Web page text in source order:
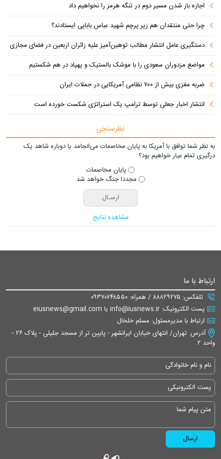
اجازه باز شدن مسیر دوم در تنگه هرمز را نخواهیم داد
چرا حتی منتقدان هم زیر پرچم شهید عباس بابایی ایستادند؟
دستگیری عامل انتشار مطالب توهین‌آمیز علیه زائران اربعین در فضای مجازی
مواضع مزدوران سعودی را با موشک بالستیک و پهپاد در هم شکستیم
ضربه مغزی بیش از ۷۰۰ نظامی آمریکایی در حملات ایران
انتشار اخبار جعلی توسط ترامپ یک استراتژی شکست خورده است
نظرسنجی
به نظر شما توافق با آمریکا به پایان مخاصمات می‌انجامد یا دوباره شاهد یک
درگیری تمام عیار خواهیم بود؟
پایان مخاصمات
مجددا جنگ خواهد شد
مشاهده نتایج
ارتباط با ما
تلفکس: ۸۸۸۲۹۲۷۵ / همراه: ۰۹۳۷۰۷۴۸۵۵۰
پست الکترونیک: info@iusnews.ir یا eiusnews@gmail.com
ارتباط با مدیرمسئول: مسلم خلخال
آدرس: تهران/ انتهای خیابان ایرانشهر - پایین تر از مسجد جلیلی - پلاک ۲۶ -
واحد ۲